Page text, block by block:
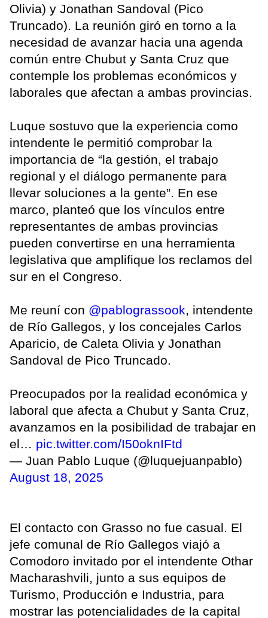
Olivia) y Jonathan Sandoval (Pico
Truncado). La reunión giró en torno a la
necesidad de avanzar hacia una agenda
común entre Chubut y Santa Cruz que
contemple los problemas económicos y
laborales que afectan a ambas provincias.
Luque sostuvo que la experiencia como
intendente le permitió comprobar la
importancia de “la gestión, el trabajo
regional y el diálogo permanente para
llevar soluciones a la gente”. En ese
marco, planteó que los vínculos entre
representantes de ambas provincias
pueden convertirse en una herramienta
legislativa que amplifique los reclamos del
sur en el Congreso.
Me reuní con @pablograssook, intendente
de Río Gallegos, y los concejales Carlos
Aparicio, de Caleta Olivia y Jonathan
Sandoval de Pico Truncado.
Preocupados por la realidad económica y
laboral que afecta a Chubut y Santa Cruz,
avanzamos en la posibilidad de trabajar en
el… pic.twitter.com/I50oknIFtd
— Juan Pablo Luque (@luquejuanpablo)
August 18, 2025
El contacto con Grasso no fue casual. El
jefe comunal de Río Gallegos viajó a
Comodoro invitado por el intendente Othar
Macharashvili, junto a sus equipos de
Turismo, Producción e Industria, para
mostrar las potencialidades de la capital